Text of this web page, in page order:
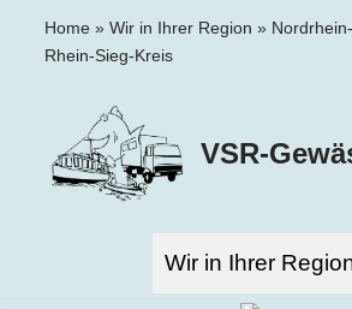
Zum
springen
Home » Wir in Ihrer Region »
Rhein-Sieg-Kreis
VSR-
Wir in Ihrer